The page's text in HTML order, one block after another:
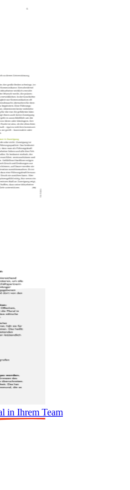
in Ihrem Team